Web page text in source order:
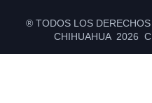
® TODOS LOS
CHIHUAHUA 2026